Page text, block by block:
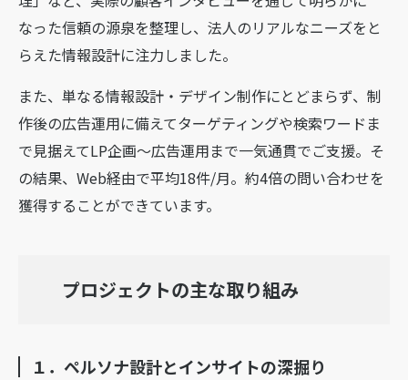
なった信頼の源泉を整理し、法人のリアルなニーズをと
らえた情報設計に注力しました。
また、単なる情報設計・デザイン制作にとどまらず、制
作後の広告運用に備えてターゲティングや検索ワードま
で見据えてLP企画〜広告運用まで一気通貫でご支援。そ
の結果、Web経由で平均18件/月。約4倍の問い合わせを
獲得することができています。
プロジェクトの主な取り組み
１．ペルソナ設計とインサイトの深掘り